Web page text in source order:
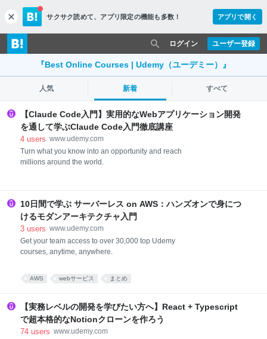
c
l
o
s
サクサク読めて、 アプリ限定の機能も多数！ アプリで開く
ユーザー登録
ログイン
『Best Online Courses | Udemy（ユーデミー）』
人気 新着 すべて
【Claude Code入門】実用的なWebアプリケーション開発
を通して学ぶClaude Code入門徹底講座
4 users www.udemy.com
Turn what you know into an opportunity and reach
millions around the world.
10日間で学ぶ サーバーレス on AWS：ハンズオンで身につ
けるモダンアーキテクチャ入門
3 users www.udemy.com
Get your team access to over 30,000 top Udemy
courses, anytime, anywhere.
AWS webサービス まとめ
【実務レベルの開発を学びたい方へ】React + Typescript
で超本格的なNotionクローンを作ろう
74 users www.udemy.com